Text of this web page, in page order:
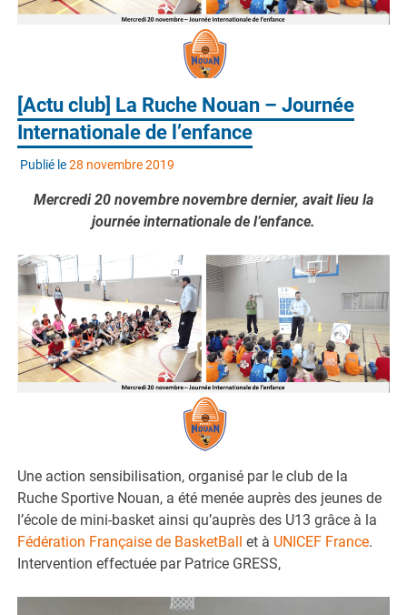
[Actu club] La Ruche Nouan – Journée
Internationale de l’enfance
Publié le28 novembre 2019
Mercredi 20 novembre novembre dernier, avait lieu la
journée internationale de l’enfance.
Une action sensibilisation, organisé par le club de la
Ruche Sportive Nouan, a été menée auprès des jeunes de
l’école de mini-basket ainsi qu’auprès des U13 grâce à la
Fédération Française de BasketBall et à UNICEF France.
Intervention effectuée par Patrice GRESS,